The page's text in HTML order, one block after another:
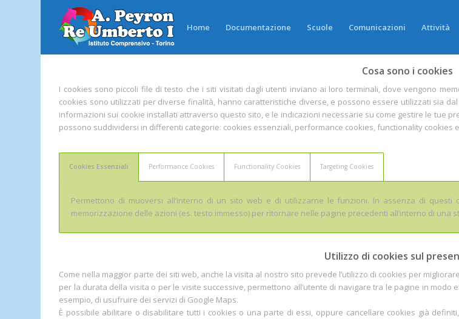
Home Documentazione Scuole Comunicazioni Attività
Cosa sono i cookies
I cookies sono piccoli file di testo che i siti visitati dagli utenti inviano ai loro terminali, dove vengono
cookies sono utilizzati per diverse finalità, hanno caratteristiche diverse, e possono essere utilizzati sia
informazioni sui cookie installati attraverso questo sito, e le indicazioni necessarie su come gestire le tue
possono suddividersi in differenti categorie: cookies essenziali, performance cookies, functionality cookies
Cookies Essenziali Performance Cookies Functionality Cookies Targeting Cookies
Permettono di muoversi all’interno di un sito web e di utilizzarne le funzioni. In assenza di
memorizzazione delle azioni (es. testo immesso) per ritornare nelle pagine precedenti all’interno di una
Utilizzo di cookies sul
Come nella maggior parte dei siti web, anche la visita al nostro sito prevede l’utilizzo di cookies per
per la durata della visita o per le visite successive, permettono all’utente di navigare tra le pagine in
esempio, di usufruire dei servizi di Google Maps.
È possibile abilitare o disabilitare tutti i cookies o una parte di essi, oppure cancellare cookies già